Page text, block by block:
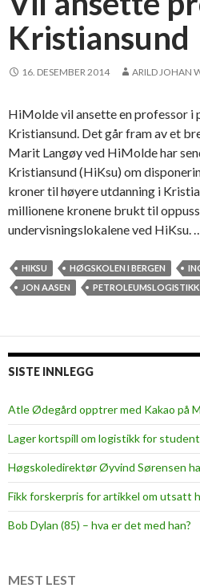
Kristiansund
16. DESEMBER 2014 ARILD JOHAN
HiMolde vil ansette en professor
Kristiansund. Det går fram av et
Marit Langøy ved HiMolde har
Kristiansund (HiKsu) om
kroner til høyere utdanning i
millionene kronene brukt til
undervisningslokalene ved HiKsu.
HIKSU HØGSKOLEN I BERGEN
JON AASEN
PETROLEUMSLOGISTIKK
SISTE INNLEGG
Atle Ødegård opptrer med Kakao på
Lager kortspill om logistikk for
Høgskoledirektør Øyvind Sørensen
Fikk forskerpris for artikkel om utsatt
Bob Dylan (85) – hva er det med han?
MEST LEST